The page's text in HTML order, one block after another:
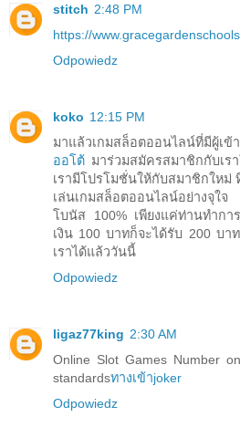
stitch 2:48 PM
https://
Odpowiedz
koko 12:15 PM
มาแล้วเกมสล็อตออนไลน์ที่มีผู้เ
ออโต้ มาร่วมสมัครสมาชิกกับเร
เรามีโปรโมชั่นให้กับสมาชิกใหม่
เล่นเกมสล็อตออนไลน์อย่างจุใ
โบนัส 100% เพียงแค่ท่านทำกา
เงิน 100 บาทก็จะได้รับ 200 บ
เราได้แล้ววันนี้
Odpowiedz
ligaz77king 2:30 AM
Online Slot Games Number
standardsทางเข้าjoker
Odpowiedz